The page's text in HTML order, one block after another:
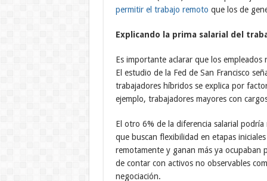
permitir el trabajo remoto que los de
Explicando la prima salarial del
Es importante aclarar que los
El estudio de la Fed de San Francisco
trabajadores híbridos se explica por
ejemplo, trabajadores mayores con
El otro 6% de la diferencia salarial
que buscan flexibilidad en etapas
remotamente y ganan más ya ocupaban
de contar con activos no observables
negociación.